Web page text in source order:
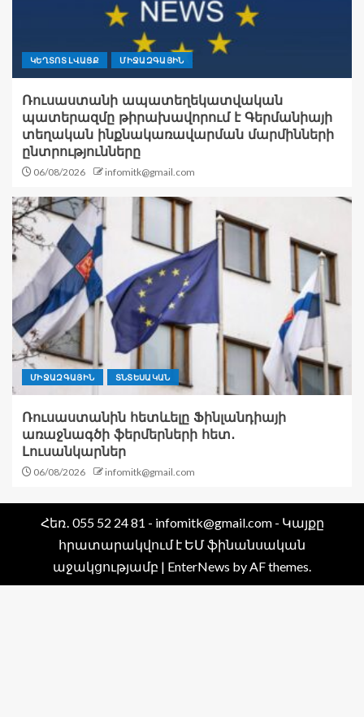
ԿԵՂՏՈՏ ԼՎԱՑՔ ՄԻՋԱԶԳԱՅԻՆ
Ռուսաստանի ապատեղեկատվական
պատերազմը թիրախավորում է Գերմանիայի
տեղական ինքնակառավարման մարմինների
ընտրությունները
06/08/2026 infomitk@gmail.com
ՄԻՋԱԶԳԱՅԻՆ ՏՆՏԵՍԱԿԱՆ
Ռուսաստանին հետևելը Ֆինլանդիայի
առաջնագծի ֆերմերների հետ․
Լուսանկարներ
06/08/2026 infomitk@gmail.com
Հեռ․ 055 52 24 81 - infomitk@gmail.com - Կայքը
հրատարակվում է ԵՄ ֆինանսական
աջակցությամբ | EnterNews by AF themes.